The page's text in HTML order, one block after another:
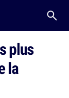
plus
la